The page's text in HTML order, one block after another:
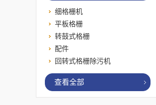
细格栅机
平板格栅
转鼓式格栅
配件
回转式格栅除污机
查看全部